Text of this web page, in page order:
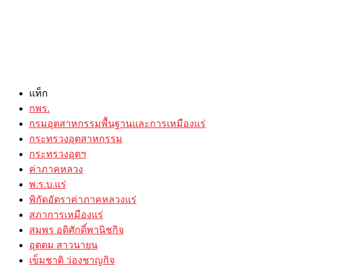
แท็ก
กพร.
กรมอุตสาหกรรมพื้นฐานและการเหมืองแร่
กระทรวงอุตสาหกรรม
กระทรวงอุตฯ
ค่าภาคหลวง
พ.ร.บ.แร่
พิกัดอัตราค่าภาคหลวงแร่
สภาการเหมืองแร่
สมพร อดิศักดิ์พานิชกิจ
อุตตม สาวนายน
เข็มชาติ ว่องชาญกิจ